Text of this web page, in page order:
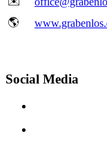
🌎
Social Media